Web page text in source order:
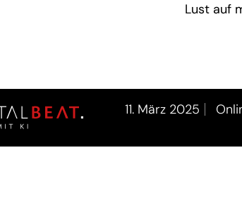
Lust auf
11. März 2025